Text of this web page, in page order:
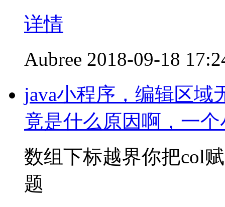
详情
Aubree 2018-09-18
java小程序，编辑区域
竟是什么原因啊，一
数组下标越界你把col
题